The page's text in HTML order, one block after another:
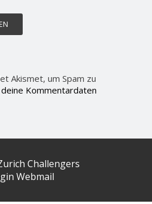
Akismet, um Spam zu
Kommentardaten
Challengers
Webmail